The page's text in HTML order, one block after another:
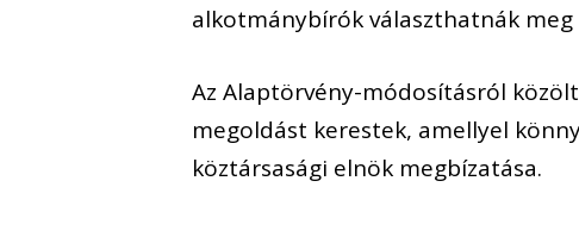
alkotmánybírók választhatnák
Az Alaptörvény-módosításról
megoldást kerestek, amellyel
köztársasági elnök megbízatása.